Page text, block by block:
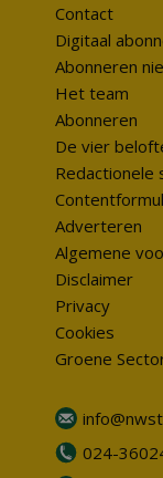
Contact
Digitaal
Abonneren
Het team
Abonneren
De vier
Redactionele
Adverteren
Algemene
Disclaimer
Privacy
Cookies
Groene
024-